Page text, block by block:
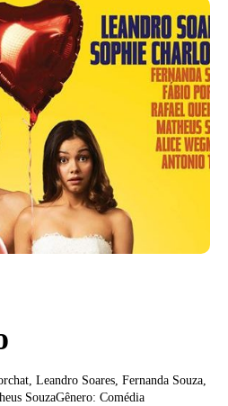
Leandro Soares, Fernanda Souza,
SouzaGênero: Comédia